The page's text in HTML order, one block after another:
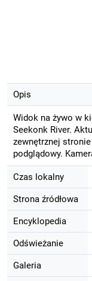
Opis
Widok na żywo w
Seekonk River.
zewnętrznej
podglądowy.
Czas lokalny
Strona źródłowa
Encyklopedia
Odświeżanie
Galeria